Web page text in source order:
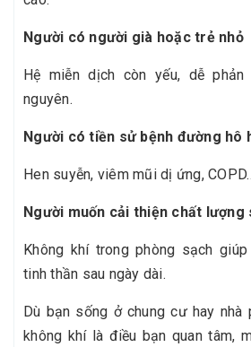
Người có người già hoặc trẻ nhỏ
Hệ miễn dịch còn yếu, dễ
nguyên.
Người có tiền sử bệnh đường hô
Hen suyễn, viêm mũi dị ứng,
Người muốn cải thiện chất lượng
Không khí trong phòng sạch
tinh thần sau ngày dài.
Dù bạn sống ở chung cư hay nhà
không khí là điều bạn quan tâm,